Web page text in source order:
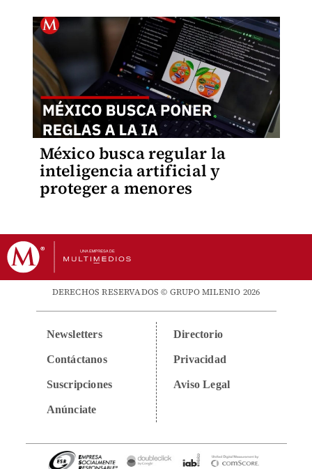
México busca regular la
inteligencia artificial y
proteger a menores
DERECHOS RESERVADOS © GRUPO MILENIO 2026
Newsletters
Contáctanos
Suscripciones
Anúnciate
Directorio
Privacidad
Aviso Legal